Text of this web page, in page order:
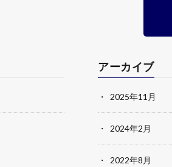
アーカイブ
2025年11月
2024年2月
2022年8月